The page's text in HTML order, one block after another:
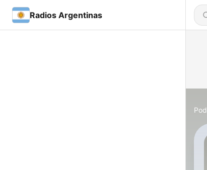
Radios Argentinas